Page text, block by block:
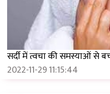
सर्दी में त्वचा की समस्याओं से
2022-11-29 11:15:44